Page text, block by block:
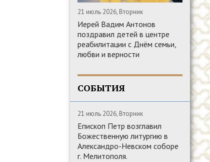
21 июль 2026, Вторник
Иерей Вадим Антонов
поздравил детей в центре
реабилитации с Днём семьи,
любви и верности
СОБЫТИЯ
21 июль 2026, Вторник
Епископ Петр возглавил
Божественную литургию в
Александро-Невском соборе
г. Мелитополя.